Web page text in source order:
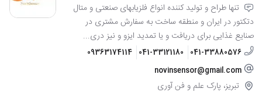
تنها طراح و تولید کننده انواع فلزیابهای صنعتی و متال
دتکتور در ایران و منطقه ساخت به سفارش مشتری در
صنایع غذایی برای دریافت و یا تمدید ایزو و نیز دری...
041-33880576
041-33121180
09363174114
novinsensor@gmail.com
تبریز، پارک علم و فن آوری